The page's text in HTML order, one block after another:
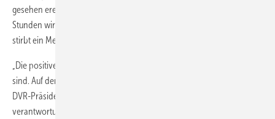
gesehen ereignet sich alle 15 Minuten ein Alkoholunfall, alle zwei
Stunden wird ein Mensch schwer verletzt und etwa alle zwei Tage
stirbt ein Mensch infolge eines Alkoholunfalls.
„Die positive Entwicklung der Zahlen zeigt, dass Fortschritte möglich
sind. Auf dem Erreichten dürfen wir uns jedoch nicht ausruhen“, sagt
DVR-Präsident Manfred Wirsch. „Alkoholunfälle sind durch
verantwortungsvolles Handeln vollständig vermeidbar. Wer trinkt,